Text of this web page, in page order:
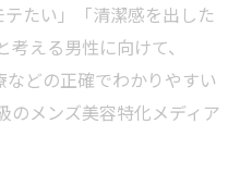
たい」「清潔感を出した
える男性に向けて、
などの正確でわかりやすい
のメンズ美容特化メディア